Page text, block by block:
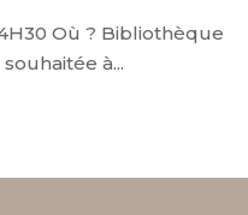
Où ? Bibliothèque
à...